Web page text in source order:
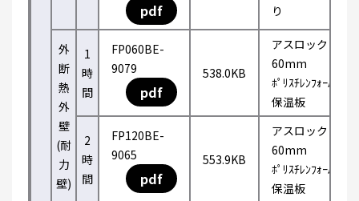
pdf
り
外
断
熱
外
壁
(耐
力
壁)
1
時
間
FP060BE-
9079
pdf
538.0KB
アスロック
60mm
ﾎﾟﾘｽﾁﾚﾝﾌｫｰﾑ
保温板
2
時
間
FP120BE-
9065
pdf
553.9KB
アスロック
60mm
ﾎﾟﾘｽﾁﾚﾝﾌｫｰﾑ
保温板